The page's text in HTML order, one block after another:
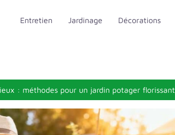
Entretien Jardinage Décorations
: méthodes pour un jardin potager florissant